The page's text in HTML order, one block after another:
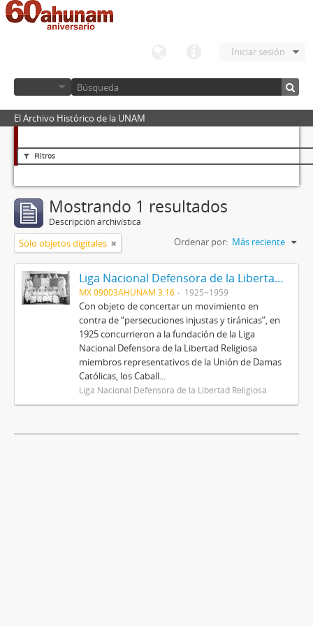
Iniciar sesión
El Archivo Histórico de la UNAM
Filtros
Mostrando 1 resultados
Descripción archivística
Sólo objetos digitales Ordenar por: Más reciente
Liga Nacional Defensora de la Libertad Religiosa
MX 09003AHUNAM 3.16 1925~1959
Con objeto de concertar un movimiento en
contra de “persecuciones injustas y tiránicas”, en
1925 concurrieron a la fundación de la Liga
Nacional Defensora de la Libertad Religiosa
miembros representativos de la Unión de Damas
Católicas, los Caball...
Liga Nacional Defensora de la Libertad Religiosa